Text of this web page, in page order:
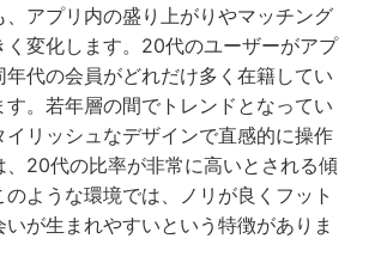
アプリ内の盛り上がりやマッチング
く変化します。20代のユーザーがアプ
年代の会員がどれだけ多く在籍してい
す。若年層の間でトレンドとなってい
イリッシュなデザインで直感的に操作
、20代の比率が非常に高いとされる傾
ような環境では、ノリが良くフット
が生まれやすいという特徴がありま